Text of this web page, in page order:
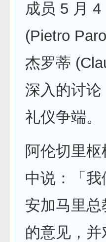
成员 5 月
(Pietro
杰罗蒂
深入的讨
礼仪争端。
阿伦切里
中说：「
安加马里
的意见，